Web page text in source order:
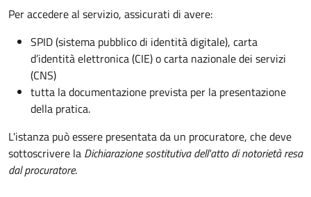
Per accedere al servizio, assicurati di avere:
SPID (sistema pubblico di identità digitale), carta
d’identità elettronica (CIE) o carta nazionale dei servizi
(CNS)
tutta la documentazione prevista per la presentazione
della pratica.
L'istanza può essere presentata da un procuratore, che deve
sottoscrivere la Dichiarazione sostitutiva dell'atto di notorietà resa
dal procuratore.